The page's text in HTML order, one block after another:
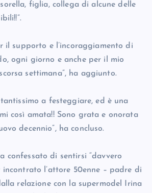
figlia, collega di alcune delle
il supporto e l’incoraggiamento di
ogni giorno e anche per il mio
settimana”, ha aggiunto.
a festeggiare, ed è una
così amata!! Sono grata e onorata
decennio”, ha concluso.
confessato di sentirsi “davvero
l’attore 50enne – padre di
relazione con la supermodel Irina